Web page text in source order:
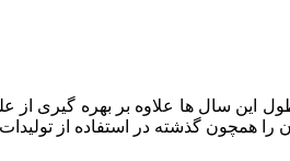
این سال ها علاوه بر بهره گیری از
را همچون گذشته در استفاده از